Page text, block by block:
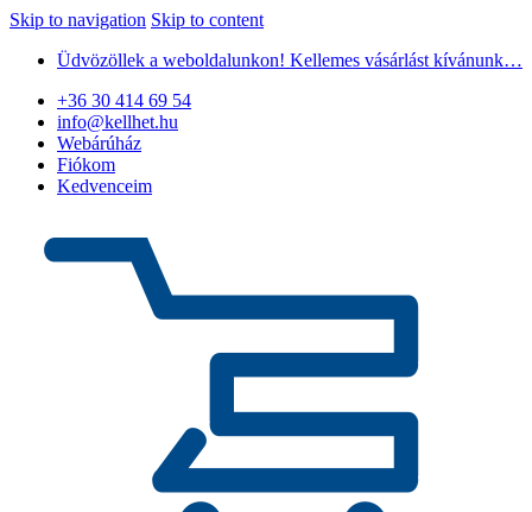
Skip to navigation Skip to content
Üdvözöllek a weboldalunkon! Kellemes vásárlást kívánunk…
+36 30 414 69 54
info@kellhet.hu
Webárúház
Fiókom
Kedvenceim